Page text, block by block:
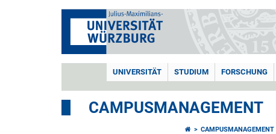
UNIVERSITÄT STUDIUM FORSCHUNG
CAMPUSMANAGEMENT
CAMPUSMANAGEMENT